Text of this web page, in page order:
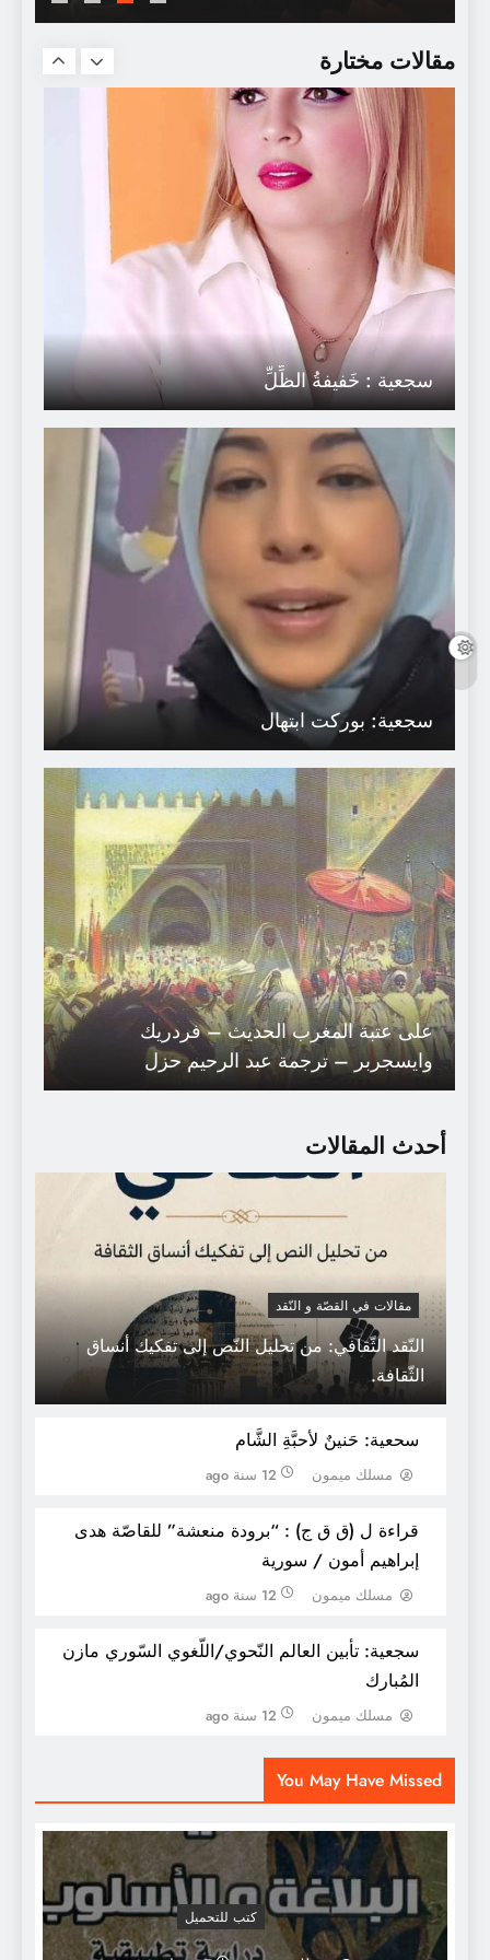
أحدث المقالات
مقالات في القصّة و النّقد
النّقد الثّقافي: من تحليل النّص إلى تفكيك أنساق
الثّقافة.
سحعية: حَنينٌ لأحبَّةِ الشَّام
مسلك ميمون 12 سنة ago
قراءة ل (ق ق ج) : “برودة منعشة” للقاصّة هدى
إبراهيم أمون / سورية
مسلك ميمون 12 سنة ago
سجعية: تأبين العالم النّحوي/اللّغوي السّوري مازن
المُبارك
مسلك ميمون 12 سنة ago
مقالات مختارة
سجعية : خَفيفةُ الظِّلِّ
سجعية: بوركت ابتهال
على عتبة المغرب الحديث – فردريك
وايسجربر – ترجمة عبد الرحيم حزل
أنطولوجيا شعراء وجدة / سامح درويش
انتخاب أحمد الريسوني رئيساً للاتحاد العالمي
You May Have Missed
كتب للتحميل